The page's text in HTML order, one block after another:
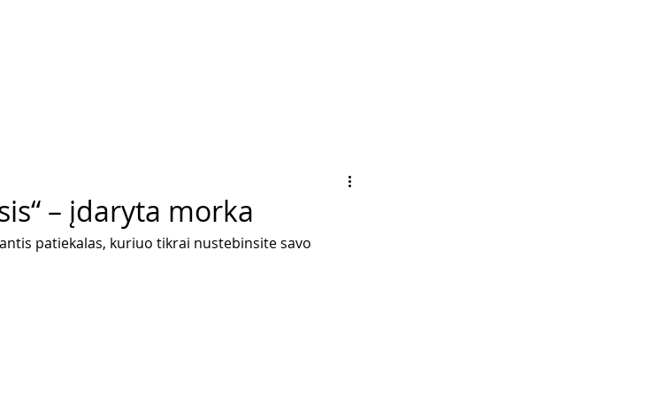
– įdaryta morka
patiekalas, kuriuo tikrai nustebinsite savo